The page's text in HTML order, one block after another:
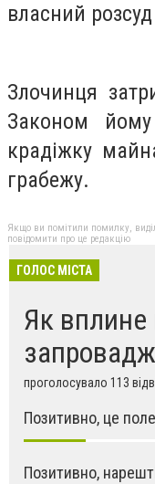
власний
Злочинця
Законом
крадіжку
грабежу.
Якщо ви помітили помилку,
повідомити про це редакцію
ГОЛОС МІСТА
Як
проголосувало 113
Позитивно, це
Позитивно,